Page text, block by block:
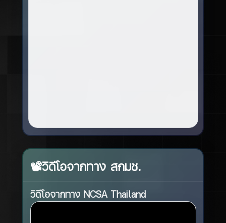
📽️วิดีโอจากทาง สกมช.
วิดีโอจากทาง NCSA Thailand